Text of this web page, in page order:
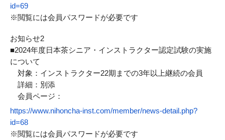
id=69
※閲覧には会員パスワードが必要です
お知らせ2
■2024年度日本茶シニア・ インストラクター認定試験の実施
について
対象：インストラクター22期までの3年以上継続の会員
詳細：別添
会員ページ：
https://www.nihoncha-inst.com/member/news-detail.php?
id=68
※閲覧には会員パスワードが必要です